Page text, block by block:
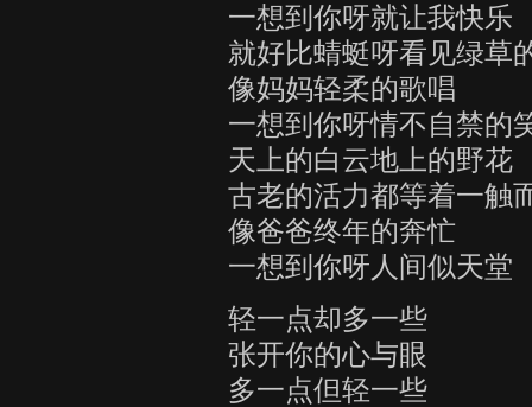
一想到你呀就让我快乐
就好比蜻蜓呀看见绿草
像妈妈轻柔的歌唱
一想到你呀情不自禁的
天上的白云地上的野花
古老的活力都等着一触
像爸爸终年的奔忙
一想到你呀人间似天堂
轻一点却多一些
张开你的心与眼
多一点但轻一些